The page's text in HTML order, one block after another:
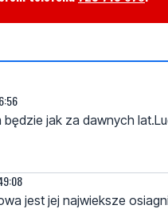
jak za dawnych
jest jej najwieksze